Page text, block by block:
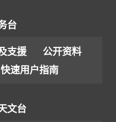
台
支援
公开资料
快速用户指南
文台